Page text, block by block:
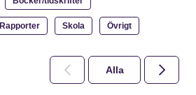
Rapporter Skola Övrigt
Alla 2026